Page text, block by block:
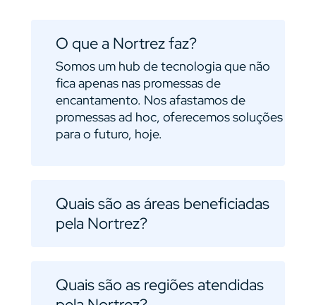
O que a Nortrez faz?
Somos um hub de tecnologia que não
fica apenas nas promessas de
encantamento. Nos afastamos de
promessas ad hoc, oferecemos soluções
para o futuro, hoje.
Quais são as áreas beneficiadas
pela Nortrez?
Quais são as regiões atendidas